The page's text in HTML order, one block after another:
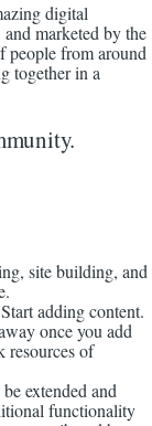
digital
and marketed by the
people from around
together in a
site building, and
adding content.
once you add
resources of
extended and
functionality